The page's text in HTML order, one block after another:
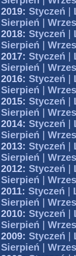
2019: Styczeń
Sierpień
2018: Styczeń
Sierpień
2017: Styczeń
Sierpień
2016: Styczeń
Sierpień
2015: Styczeń
Sierpień
2014: Styczeń
Sierpień
2013: Styczeń
Sierpień
2012: Styczeń
Sierpień
2011: Styczeń
Sierpień
2010: Styczeń
Sierpień
2009: Styczeń
Sierpień